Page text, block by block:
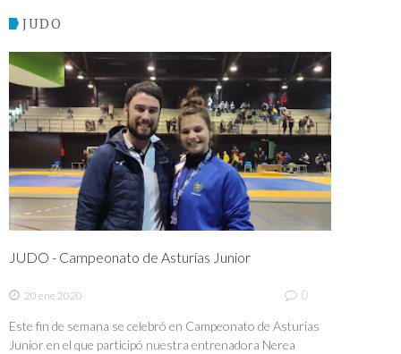
JUDO
JUDO - Campeonato de Asturias Junior
20 ene 2020 0
Este fin de semana se celebró en Campeonato de Asturias
Junior en el que participó nuestra entrenadora Nerea